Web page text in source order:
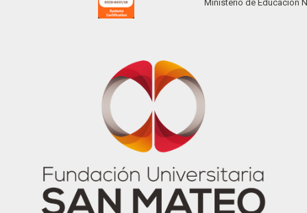
Ministerio de Educación